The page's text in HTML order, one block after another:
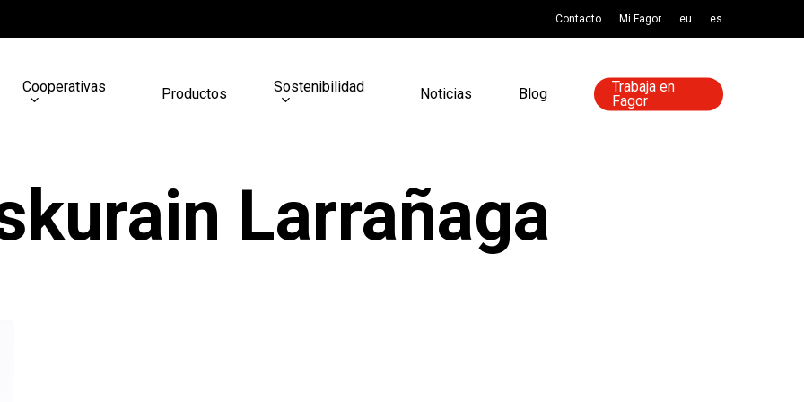
Contacto Mi Fagor eu es
Cooperativas Productos Sostenibilidad Noticias Blog
Trabaja en
Fagor
Larrañaga